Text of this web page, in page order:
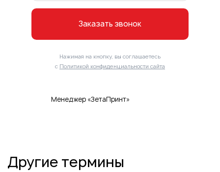
Менеджер «ЗетаПринт»
Заказать звонок
Нажимая на кнопку, вы соглашаетесь
с Политикой конфиденциальности сайта
Другие термины